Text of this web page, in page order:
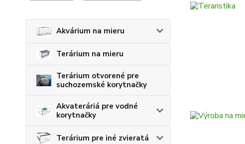
Akvárium na mieru
Terárium na mieru
Terárium otvorené pre
suchozemské korytnačky
Akvateráriá pre vodné
korytnačky
Terárium pre iné zvieratá